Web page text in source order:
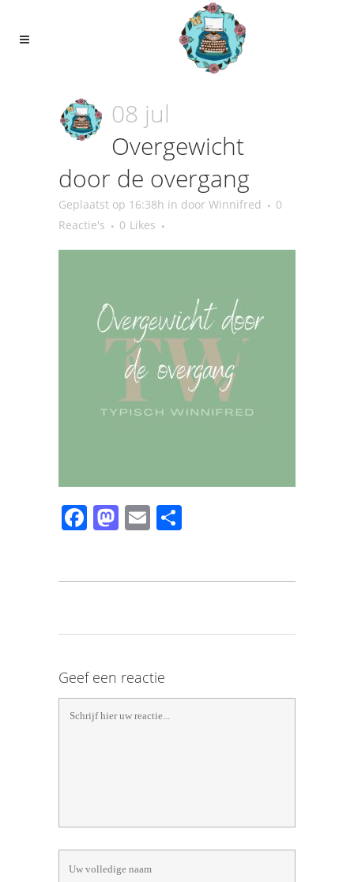
08 jul
Overgewicht
door de overgang
Geplaatst op 16:38h in door Winnifred
0
Reactie's
0 Likes
Facebook
Mastodon
Email
Geef een reactie